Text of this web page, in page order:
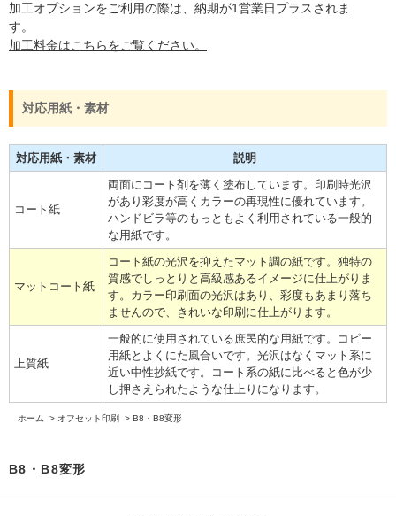
加工オプションをご利用の際は、納期が1営業日プラスされま
す。
加工料金はこちらをご覧ください。
対応用紙・素材
対応用紙・素材 説明
コート紙
両面にコート剤を薄く塗布しています。印刷時光沢
があり彩度が高くカラーの再現性に優れています。
ハンドビラ等のもっともよく利用されている一般的
な用紙です。
マットコート紙
コート紙の光沢を抑えたマット調の紙です。独特の
質感でしっとりと高級感あるイメージに仕上がりま
す。カラー印刷面の光沢はあり、彩度もあまり落ち
ませんので、きれいな印刷に仕上がります。
上質紙
一般的に使用されている庶民的な用紙です。コピー
用紙とよくにた風合いです。光沢はなくマット系に
近い中性抄紙です。コート系の紙に比べると色が少
し押さえられたような仕上りになります。
ホーム > オフセット印刷 > B8・B8変形
B8・B8変形